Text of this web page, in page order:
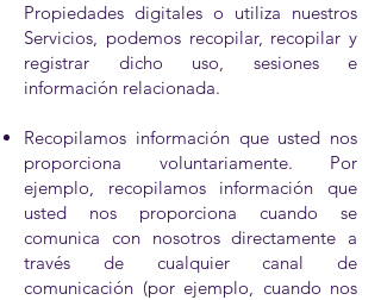
Propiedades digitales o utiliza nuestros
Servicios, podemos recopilar, recopilar y
registrar dicho uso, sesiones e
información relacionada.
Recopilamos información que usted nos
proporciona voluntariamente. Por
ejemplo, recopilamos información que
usted nos proporciona cuando se
comunica con nosotros directamente a
través de cualquier canal de
comunicación (por ejemplo, cuando nos